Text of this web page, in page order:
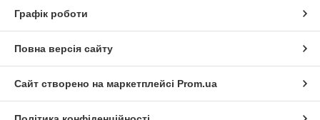
Графік роботи
Повна версія сайту
Сайт створено на маркетплейсі Prom.ua